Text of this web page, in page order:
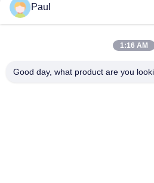
Paul
1:16 AM
Good day, what product are you